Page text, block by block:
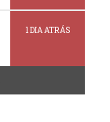
1 DIA ATRÁS